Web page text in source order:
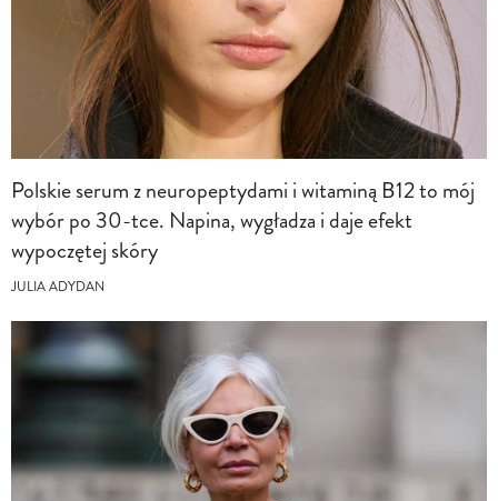
Polskie serum z neuropeptydami i witaminą B12 to mój
wybór po 30-tce. Napina, wygładza i daje efekt
wypoczętej skóry
JULIA ADYDAN